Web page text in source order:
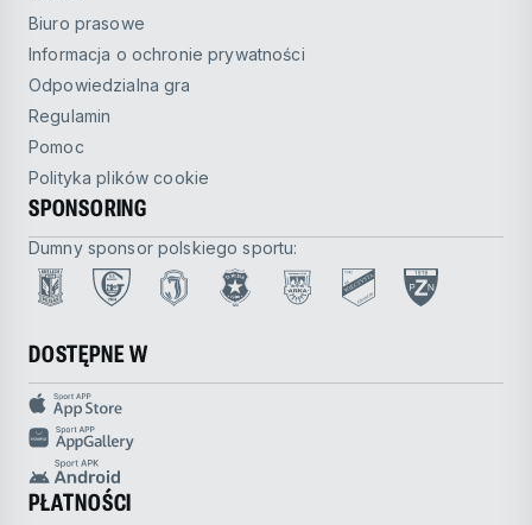
Biuro prasowe
Informacja o ochronie prywatności
Odpowiedzialna gra
Regulamin
Pomoc
Polityka plików cookie
SPONSORING
Dumny sponsor polskiego sportu:
DOSTĘPNE W
PŁATNOŚCI